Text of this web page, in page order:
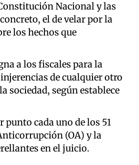
Nacional y las
el de velar por la
los hechos que
a los fiscales para la
de cualquier otro
sociedad, según establece
cada uno de los 51
(OA) y la
en el juicio.